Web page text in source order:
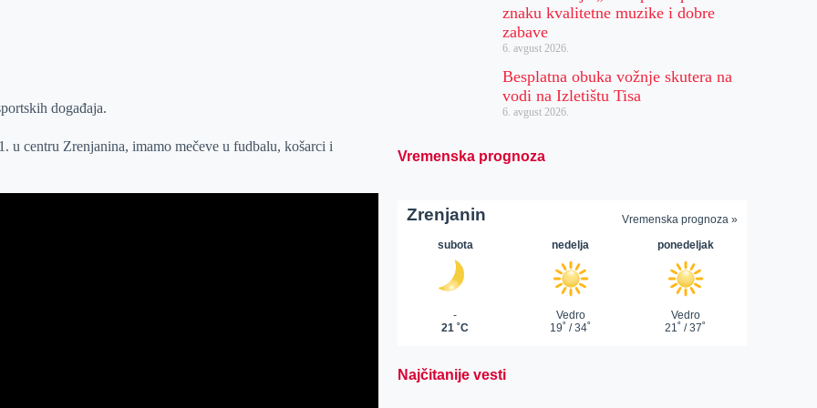
događaja.
u centru Zrenjanina, imamo mečeve u fudbalu, košarci i
znaku kvalitetne muzike i dobre
zabave
6. avgust 2026.
Besplatna obuka vožnje skutera na
vodi na Izletištu Tisa
6. avgust 2026.
Vremenska prognoza
Najčitanije vesti